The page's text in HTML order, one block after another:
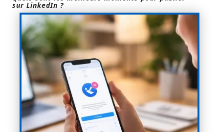
sur LinkedIn ?